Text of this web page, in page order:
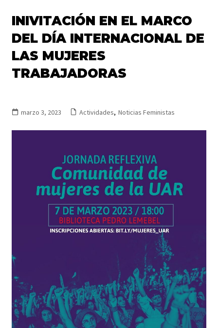
INIVITACIÓN EN EL MARCO
DEL DÍA INTERNACIONAL DE
LAS MUJERES
TRABAJADORAS
marzo 3, 2023 Actividades, Noticias Feministas